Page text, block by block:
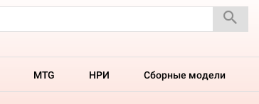
MTG НРИ Сборные модели